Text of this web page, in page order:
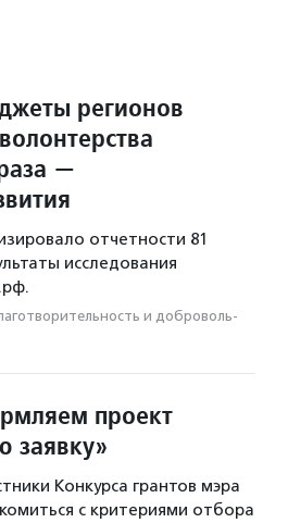
регионов
—
отчетности 81
исследования
и доброволь­
проект
заявку»
Конкурса грантов мэра
с критериями отбора